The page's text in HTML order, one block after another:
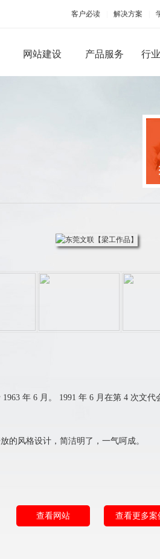
客户必读 解决方案
网站建设 产品服务 行
年 6 月。 1991 年 6 月在第 4 次文
的风格设计，简洁明了，一气呵成。
查看网站 查看更多案